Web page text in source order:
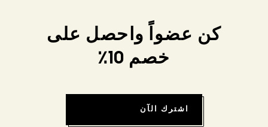
كن عضواً واحصل على
خصم 10٪
اشترك الآن